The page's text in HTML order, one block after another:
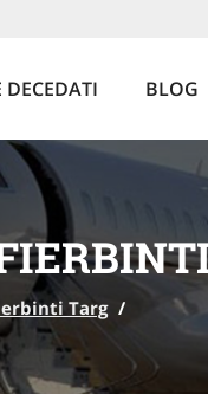
DECEDATI BLOG
Targ /